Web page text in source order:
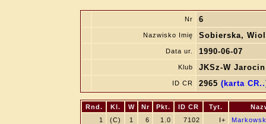
Nr 6
Nazwisko Imię Sobierska,
Data ur. 1990-06-07
Klub JKSz-W Jarocin
ID CR 2965 (karta
Rnd. Kl. W Nr Pkt. ID CR Tyt.
1
(C) 1 6 1.0 7102 I+